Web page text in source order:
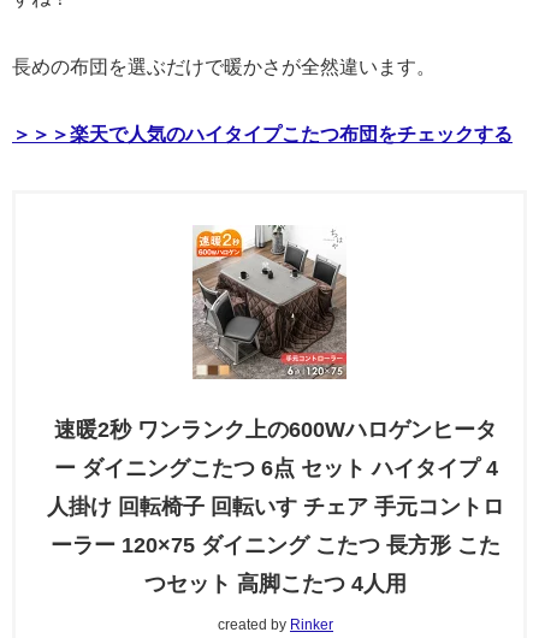
長めの布団を選ぶだけで暖かさが全然違います。
＞＞＞楽天で人気のハイタイプこたつ布団をチェックする
速暖2秒 ワンランク上の600Wハロゲンヒータ
ー ダイニングこたつ 6点 セット ハイタイプ 4
人掛け 回転椅子 回転いす チェア 手元コントロ
ーラー 120×75 ダイニング こたつ 長方形 こた
つセット 高脚こたつ 4人用
created by Rinker